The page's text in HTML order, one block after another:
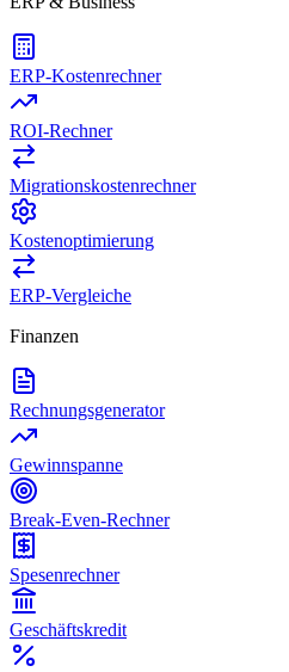
ERP-Kostenrechner
ROI-Rechner
Migrationskostenrechner
Kostenoptimierung
ERP-Vergleiche
Finanzen
Rechnungsgenerator
Gewinnspanne
Break-Even-Rechner
Spesenrechner
Geschäftskredit